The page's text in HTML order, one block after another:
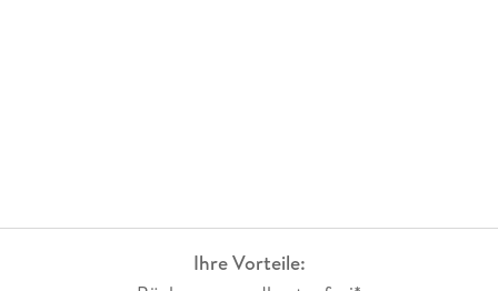
Ihre Vorteile: